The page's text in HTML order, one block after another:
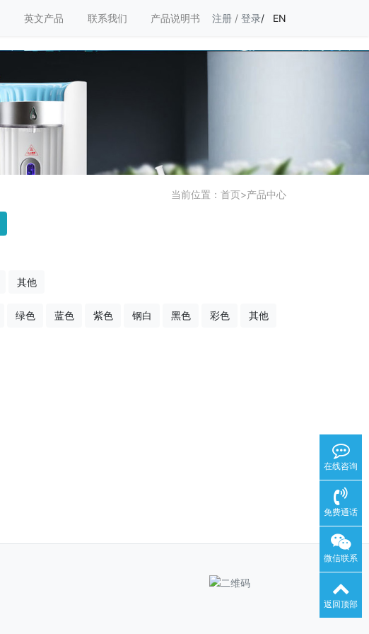
英文产品 联系我们 产品说明书 注册 / 登录/ EN
当前位置： 首页>产品中心
其他
绿色 蓝色 紫色 钢白 黑色 彩色 其他
在线咨询
免费通话
微信联系
返回顶部